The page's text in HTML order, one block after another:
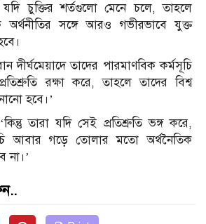
চুক্তির শর্তগুলো মেনে চলে, তাহলে
অর্থনীতির সঙ্গে আরও গভীরভাবে যুক্ত
দীর্ঘমেয়াদে তাদের পারমাণবিক কর্মসূচি
রক্ষা করে, তাহলে তাদের বিশ্ব
হবে।’
তারা যদি সেই প্রতিশ্রুতি ভঙ্গ করে,
আবার গড়ে তোলার মতো অর্থনৈতিক
না।’